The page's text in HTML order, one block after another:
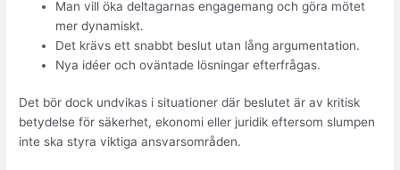
Man vill öka deltagarnas engagemang och göra mötet
mer dynamiskt.
Det krävs ett snabbt beslut utan lång argumentation.
Nya idéer och oväntade lösningar efterfrågas.
Det bör dock undvikas i situationer där beslutet är av kritisk
betydelse för säkerhet, ekonomi eller juridik eftersom slumpen
inte ska styra viktiga ansvarsområden.